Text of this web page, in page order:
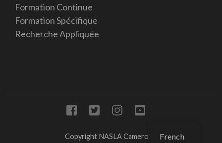
Formation Continue
Formation Spécifique
Recherche Appliquée
Copyright NASLA Cameroon French